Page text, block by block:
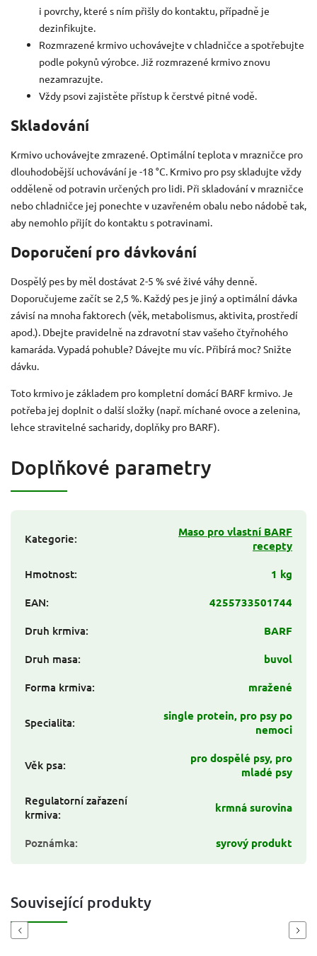
i povrchy, které s ním přišly do kontaktu, případně je
dezinfikujte.
Rozmrazené krmivo uchovávejte v chladničce a spotřebujte
podle pokynů výrobce. Již rozmrazené krmivo znovu
nezamrazujte.
Vždy psovi zajistěte přístup k čerstvé pitné vodě.
Skladování
Krmivo uchovávejte zmrazené. Optimální teplota v mrazničce pro
dlouhodobější uchovávání je -18 °C. Krmivo pro psy skladujte vždy
odděleně od potravin určených pro lidi. Při skladování v mrazničce
nebo chladničce jej ponechte v uzavřeném obalu nebo nádobě tak,
aby nemohlo přijít do kontaktu s potravinami.
Doporučení pro dávkování
Dospělý pes by měl dostávat 2-5 % své živé váhy denně.
Doporučujeme začít se 2,5 %. Každý pes je jiný a optimální dávka
závisí na mnoha faktorech (věk, metabolismus, aktivita, prostředí
apod.). Dbejte pravidelně na zdravotní stav vašeho čtyřnohého
kamaráda. Vypadá pohuble? Dávejte mu víc. Přibírá moc? Snižte
dávku.
Toto krmivo je základem pro kompletní domácí BARF krmivo. Je
potřeba jej doplnit o další složky (např. míchané ovoce a zelenina,
lehce stravitelné sacharidy, doplňky pro BARF).
Doplňkové parametry
Kategorie:
Maso pro vlastní BARF
recepty
Hmotnost:
1 kg
EAN:
4255733501744
Druh krmiva:
BARF
Druh masa:
buvol
Forma krmiva: mražené
Specialita:
single protein, pro psy po
nemoci
Věk psa:
pro dospělé psy, pro
mladé psy
Regulatorní zařazení
krmiva: krmná surovina
Poznámka: syrový produkt
Související produkty
Previous Next